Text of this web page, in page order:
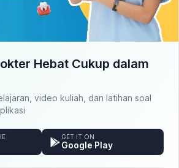
Hebat Cukup dalam
video kuliah, dan latihan soal
GET IT ON
Google Play